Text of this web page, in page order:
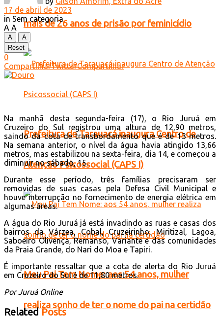
mais de 26 anos de prisão por feminicídio
Prefeitura de Tarauacá inaugura Centro de
Atenção Psicossocial (CAPS I)
Meu Pai Tem Nome: aos 54 anos, mulher
realiza sonho de ter o nome do pai na certidão
17 de abril de 2023
in Sem categoria
A A
A
A
Reset
0
CompartilharTwittarCompartilhar
Na manhã desta segunda-feira (17), o Rio Juruá em
Cruzeiro do Sul registrou uma altura de 12,90 metros,
saindo da cota de transbordamento que é de 13 metros.
Na semana anterior, o nível da água havia atingido 13,66
metros, mas estabilizou na sexta-feira, dia 14, e começou a
diminuir no sábado, 15.
Durante esse período, três famílias precisaram ser
removidas de suas casas pela Defesa Civil Municipal e
houve interrupção no fornecimento de energia elétrica em
algumas áreas.
A água do Rio Juruá já está invadindo as ruas e casas dos
bairros da Várzea, Cobal, Cruzeirinho, Miritizal, Lagoa,
Saboeiro Olivença, Remanso, Variante e das comunidades
da Praia Grande, do Nari do Moa e Tapiri.
É importante ressaltar que a cota de alerta do Rio Juruá
em Cruzeiro do Sul é de 11,80 metros.
Por Juruá Online
RelatedPosts